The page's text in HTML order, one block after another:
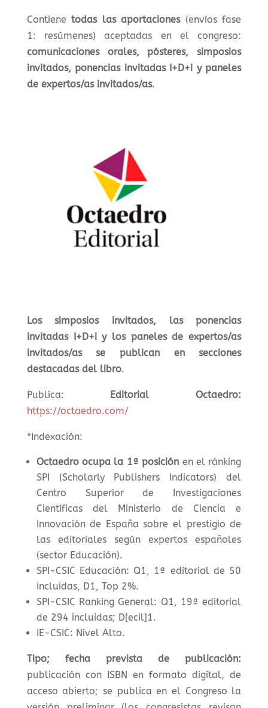
Contienetodas las aportaciones (envíos fase
1: resúmenes) aceptadas en el congreso:
comunicaciones orales, pósteres, simposios
invitados, ponencias invitadas I+D+i y paneles
de expertos/as invitados/as.
Los simposios invitados, las ponencias
invitadas I+D+i y los paneles de expertos/as
invitados/as se publican en secciones
destacadas del libro.
Publica: Editorial Octaedro:
https://octaedro.com/
*Indexación:
Octaedro ocupa la 1ª posición en el ránking
SPI (Scholarly Publishers Indicators) del
Centro Superior de Investigaciones
Científicas del Ministerio de Ciencia e
Innovación de España sobre el prestigio de
las editoriales según expertos españoles
(sector Educación).
SPI-CSIC Educación: Q1, 1ª editorial de 50
incluidas, D1, Top 2%.
SPI-CSIC Ranking General: Q1, 19ª editorial
de 294 incluidas; D[ecil]1.
IE-CSIC: Nivel Alto.
Tipo; fecha prevista de publicación:
publicación con ISBN en formato digital, de
acceso abierto; se publica en el Congreso la